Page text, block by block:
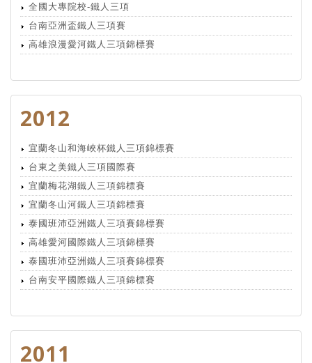
全國大專院校-鐵人三項
台南亞洲盃鐵人三項賽
高雄浪漫愛河鐵人三項錦標賽
2012
宜蘭冬山和海峽杯鐵人三項錦標賽
台東之美鐵人三項國際賽
宜蘭梅花湖鐵人三項錦標賽
宜蘭冬山河鐵人三項錦標賽
泰國班沛亞洲鐵人三項賽錦標賽
高雄愛河國際鐵人三項錦標賽
泰國班沛亞洲鐵人三項賽錦標賽
台南安平國際鐵人三項錦標賽
2011